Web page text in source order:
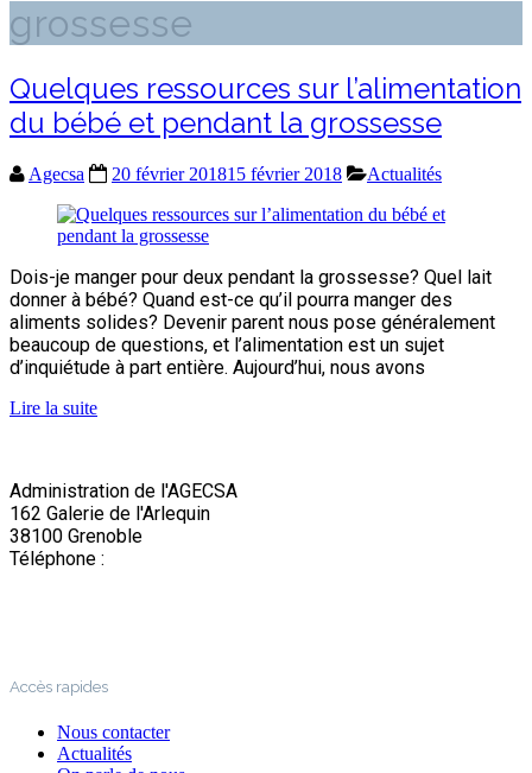
grossesse
Quelques ressources sur l’alimentation
du bébé et pendant la grossesse
Agecsa 20 février 201815 février 2018 Actualités
Dois-je manger pour deux pendant la grossesse? Quel lait
donner à bébé? Quand est-ce qu’il pourra manger des
aliments solides? Devenir parent nous pose généralement
beaucoup de questions, et l’alimentation est un sujet
d’inquiétude à part entière. Aujourd’hui, nous avons
Lire la suite
Administration de l'AGECSA
162 Galerie de l'Arlequin
38100 Grenoble
Téléphone :
Accès rapides
Nous contacter
Actualités